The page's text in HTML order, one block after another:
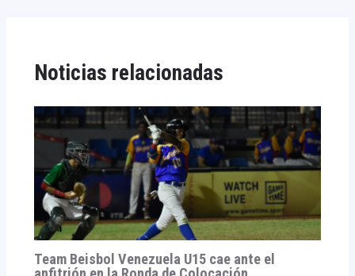
Noticias relacionadas
Team Beisbol Venezuela U15 cae ante el